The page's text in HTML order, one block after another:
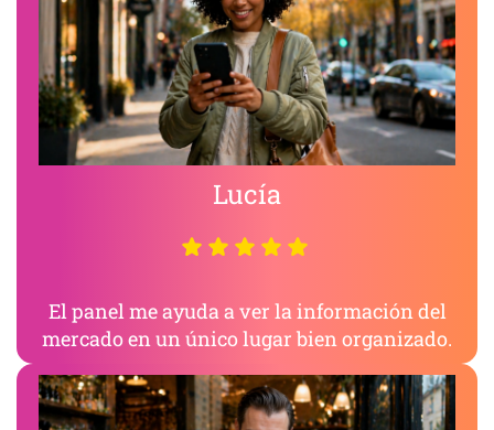
Lucía
El panel me ayuda a ver la información del
mercado en un único lugar bien organizado.